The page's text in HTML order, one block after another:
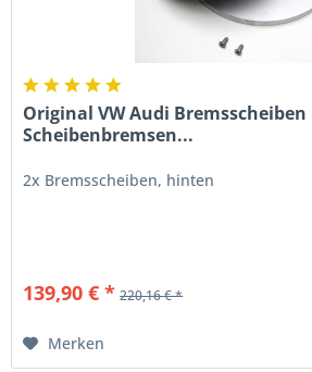
Original VW Audi Bremsscheiben
Scheibenbremsen...
2x Bremsscheiben, hinten
139,90 € * 220,16 € *
Merken